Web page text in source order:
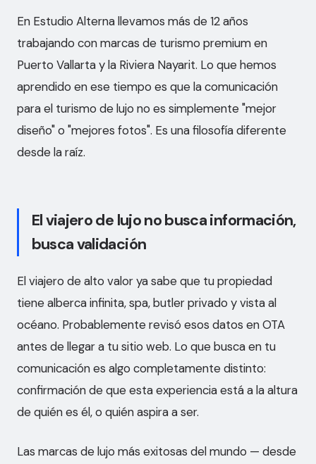
En Estudio Alterna llevamos más de 12 años
trabajando con marcas de turismo premium en
Puerto Vallarta y la Riviera Nayarit. Lo que hemos
aprendido en ese tiempo es que la comunicación
para el turismo de lujo no es simplemente "mejor
diseño" o "mejores fotos". Es una filosofía diferente
desde la raíz.
El viajero de lujo no busca información,
busca validación
El viajero de alto valor ya sabe que tu propiedad
tiene alberca infinita, spa, butler privado y vista al
océano. Probablemente revisó esos datos en OTA
antes de llegar a tu sitio web. Lo que busca en tu
comunicación es algo completamente distinto:
confirmación de que esta experiencia está a la altura
de quién es él, o quién aspira a ser.
Las marcas de lujo más exitosas del mundo — desde